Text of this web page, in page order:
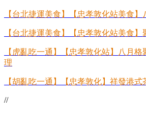
【台北捷運美食】【忠孝敦化站美食】
【台北捷運美食】【忠孝敦化站美食
【虎亂吃一通】【忠孝敦化站】八月格
理
【胡亂吃一通】【忠孝敦化】祥發港式
//